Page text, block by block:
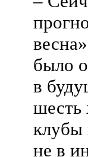
было
в
шесть
клубы
не в